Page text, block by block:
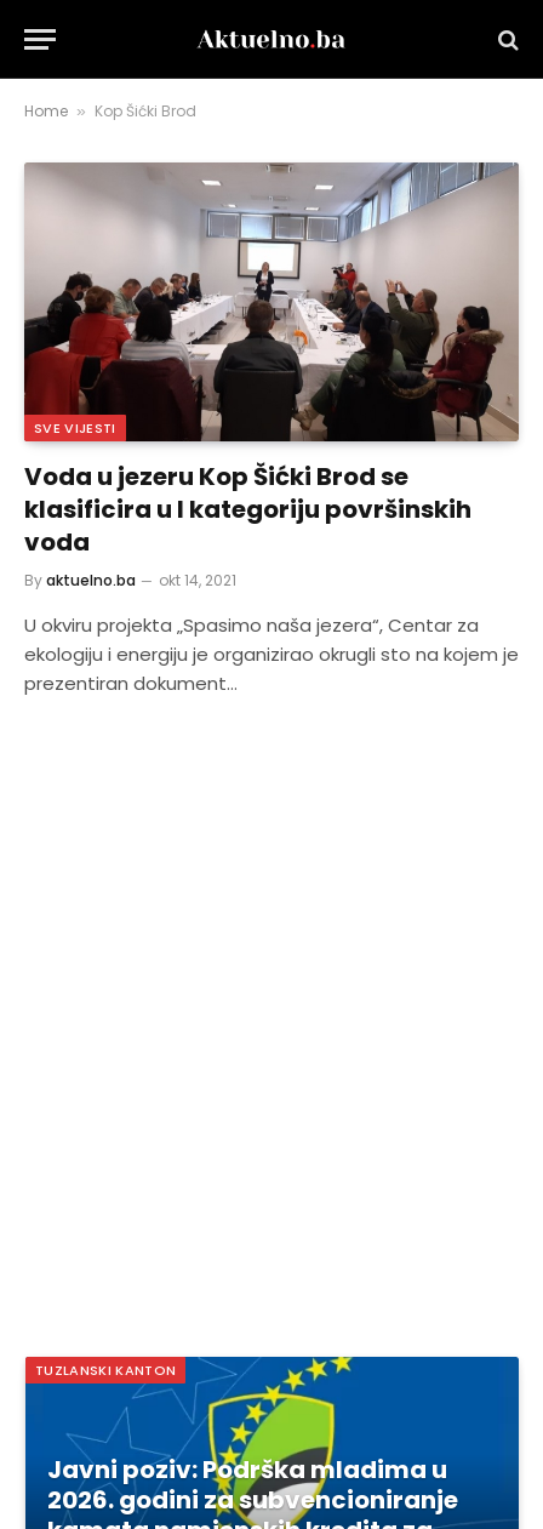
Home » Kop Šićki Brod
SVE VIJESTI
Voda u jezeru Kop Šićki Brod se
klasificira u I kategoriju površinskih
voda
Byaktuelno.ba okt 14, 2021
U okviru projekta „Spasimo naša jezera“, Centar za
ekologiju i energiju je organizirao okrugli sto na kojem je
prezentiran dokument…
TUZLANSKI KANTON
Javni poziv: Podrška mladima u
2026. godini za subvencioniranje